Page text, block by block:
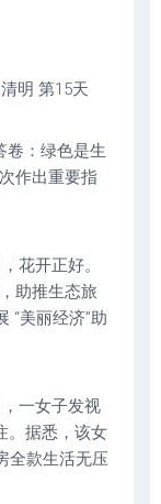
明 第15天
卷：绿色是生
作出重要指
花开正好。
助推生态旅
“美丽经济”助
一女子发视
。据悉，该女
全款生活无压